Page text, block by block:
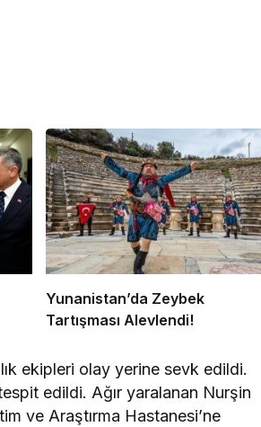
Yunanistan’da Zeybek
Tartışması Alevlendi!
ekipleri olay yerine sevk edildi.
edildi. Ağır yaralanan Nurşin
ve Araştırma Hastanesi’ne